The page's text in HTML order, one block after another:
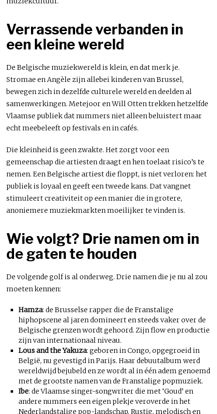
Verrassende verbanden in
een kleine wereld
De Belgische muziekwereld is klein, en dat merk je.
Stromae en Angèle zijn allebei kinderen van Brussel,
bewegen zich in dezelfde culturele wereld en deelden al
samenwerkingen. Metejoor en Will Otten trekken hetzelfde
Vlaamse publiek dat nummers niet alleen beluistert maar
echt meebeleeft op festivals en in cafés.
Die kleinheid is geen zwakte. Het zorgt voor een
gemeenschap die artiesten draagt en hen toelaat risico’s te
nemen. Een Belgische artiest die floppt, is niet verloren: het
publiek is loyaal en geeft een tweede kans. Dat vangnet
stimuleert creativiteit op een manier die in grotere,
anoniemere muziekmarkten moeilijker te vinden is.
Wie volgt? Drie namen om in
de gaten te houden
De volgende golf is al onderweg. Drie namen die je nu al zou
moeten kennen:
Hamza: de Brusselse rapper die de Franstalige
hiphopscene al jaren domineert en steeds vaker over de
Belgische grenzen wordt gehoord. Zijn flow en productie
zijn van internationaal niveau.
Lous and the Yakuza: geboren in Congo, opgegroeid in
België, nu gevestigd in Parijs. Haar debuutalbum werd
wereldwijd bejubeld en ze wordt al in één adem genoemd
met de grootste namen van de Franstalige popmuziek.
Ibe: de Vlaamse singer-songwriter die met ‘Goud’ en
andere nummers een eigen plekje veroverde in het
Nederlandstalige pop-landschap. Rustig, melodisch en